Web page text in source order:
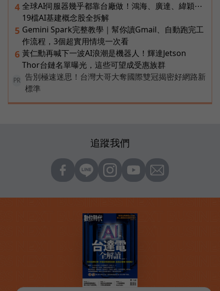
4 全球AI伺服器幾乎都靠台廠做！鴻海、廣達、緯穎⋯
19檔AI基建概念股全拆解
5 Gemini Spark完整教學｜幫你讀Gmail、自動跑完工
作流程，3個超實用情境一次看
6 黃仁勳再喊下一波AI浪潮是機器人！輝達Jetson
Thor台鏈名單曝光，這些可望成受惠族群
PR
告別極速迷思！台灣大哥大奪國際雙冠揭密好網路新
標準
追蹤我們